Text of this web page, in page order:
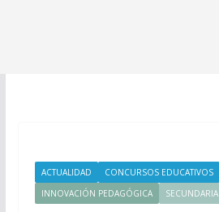
ACTUALIDAD
CONCURSOS EDUCATIVOS
INNOVACIÓN PEDAGÓGICA
SECUNDARIA